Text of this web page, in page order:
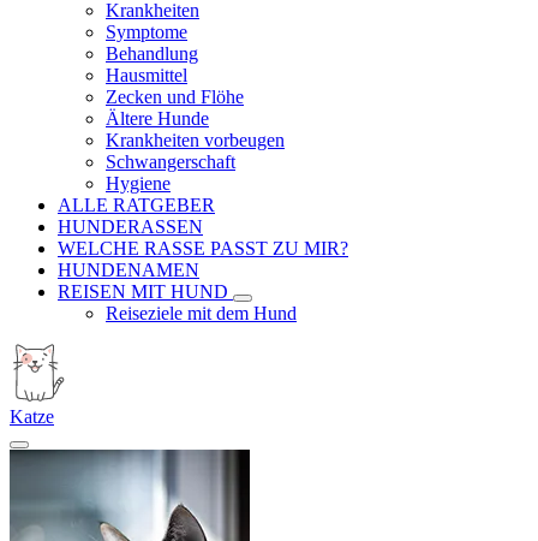
Krankheiten
Symptome
Behandlung
Hausmittel
Zecken und Flöhe
Ältere Hunde
Krankheiten vorbeugen
Schwangerschaft
Hygiene
ALLE RATGEBER
HUNDERASSEN
WELCHE RASSE PASST ZU MIR?
HUNDENAMEN
REISEN MIT HUND
Reiseziele mit dem Hund
Katze